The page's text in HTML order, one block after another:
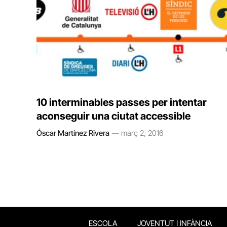
10 interminables passes per intentar
aconseguir una ciutat accessible
Óscar Martínez Rivera març 2, 2016
ESCOLA JOVENTUT I INFÀNCIA